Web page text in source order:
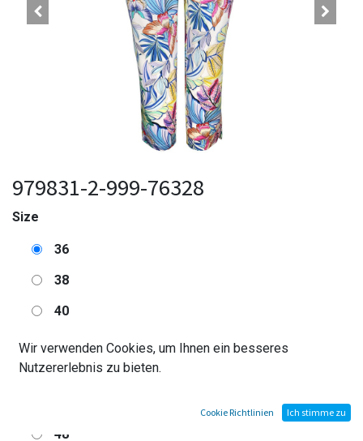
979831-2-999-76328
Size
36
38
40
44
48
Wir verwenden Cookies, um Ihnen ein besseres
Nutzererlebnis zu bieten.
Cookie Richtlinien Ich stimme zu